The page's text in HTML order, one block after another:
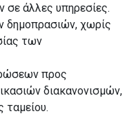
σε άλλες υπηρεσίες.
δημοπρασιών, χωρίς
των
προς
διακανονισμών,
ταμείου.